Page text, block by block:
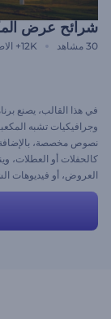
شرائح عرض
30 مشاهد 12K+
في هذا القالب، يصنع
وجرافيكيات تشبه
نصوص مخصصة،
كالحفلات أو العطلات،
العروض، أو فيديوهات